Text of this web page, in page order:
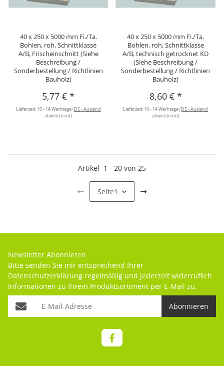
40 x 250 x 5000 mm Fi./Ta.
Bohlen, roh, Schnittklasse
A/B, Frischeinschnitt (Siehe
Beschreibung /
Sonderbestellung / Richtlinien
Bauholz)
5,77 €*
Lieferzeit: 10 - 14 Werktage(DE - Ausland
abweichend)
40 x 250 x 5000 mm Fi./Ta.
Bohlen, roh, Schnittklasse
A/B, technisch getrocknet KD
(Siehe Beschreibung /
Sonderbestellung / Richtlinien
Bauholz)
8,60 € *
Lieferzeit: 10 - 14 Werktage(DE - Ausland
abweichend)
Artikel 1 - 20 von 25
Seite1
Newsletter Abonnieren
Bitte senden Sie mir entsprechend Ihrer
Datenschutzerklärung regelmäßig und jederzeit widerruflich
Informationen zu Ihrem Produktsortiment per E-Mail zu.
Abonnieren